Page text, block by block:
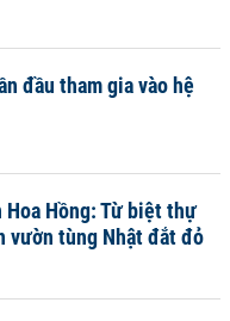
đầu tham gia vào hệ
Hoa Hồng: Từ biệt thự
vườn tùng Nhật đắt đỏ